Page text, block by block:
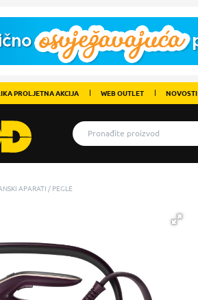
PROLJETNA AKCIJA WEB OUTLET NOVOSTI
APARATI PEGLE